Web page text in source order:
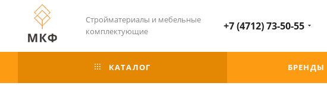
Стройматериалы и мебельные
комплектующие
+7 (4712) 73-50-55
КАТАЛОГ БРЕНДЫ